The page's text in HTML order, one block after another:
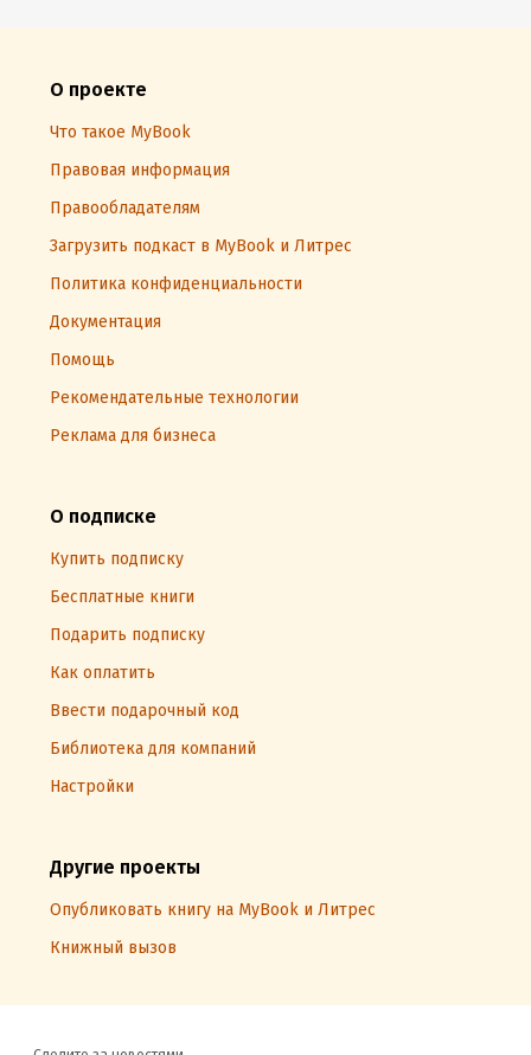
О проекте
Что такое MyBook
Правовая информация
Правообладателям
Загрузить подкаст в MyBook и Литрес
Политика конфиденциальности
Документация
Помощь
Рекомендательные технологии
Реклама для бизнеса
О подписке
Купить подписку
Бесплатные книги
Подарить подписку
Как оплатить
Ввести подарочный код
Библиотека для компаний
Настройки
Другие проекты
Опубликовать книгу на MyBook и Литрес
Книжный вызов